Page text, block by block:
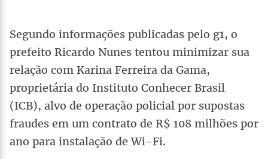
Segundo informações publicadas pelo g1, o
prefeito Ricardo Nunes tentou minimizar sua
relação com Karina Ferreira da Gama,
proprietária do Instituto Conhecer Brasil
(ICB), alvo de operação policial por supostas
fraudes em um contrato de R$ 108 milhões por
ano para instalação de Wi-Fi.